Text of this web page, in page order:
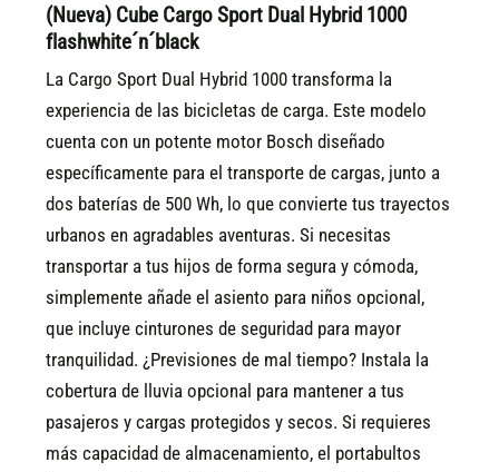
(Nueva) Cube Cargo Sport Dual Hybrid 1000
flashwhite´n´black
La Cargo Sport Dual Hybrid 1000 transforma la
experiencia de las bicicletas de carga. Este modelo
cuenta con un potente motor Bosch diseñado
específicamente para el transporte de cargas, junto a
dos baterías de 500 Wh, lo que convierte tus trayectos
urbanos en agradables aventuras. Si necesitas
transportar a tus hijos de forma segura y cómoda,
simplemente añade el asiento para niños opcional,
que incluye cinturones de seguridad para mayor
tranquilidad. ¿Previsiones de mal tiempo? Instala la
cobertura de lluvia opcional para mantener a tus
pasajeros y cargas protegidos y secos. Si requieres
más capacidad de almacenamiento, el portabultos